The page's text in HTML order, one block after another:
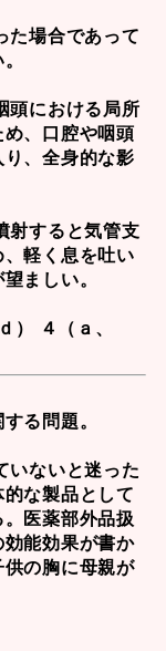
た場合であって
頭における局所
、口腔や咽頭
、全身的な影
射すると気管支
軽く息を吐い
ましい。
） ４（ａ、
る問題。
いないと迷った
な製品として
医薬部外品扱
能効果が書か
の胸に母親が